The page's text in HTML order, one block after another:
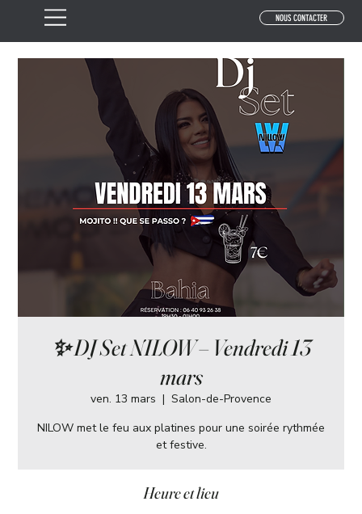
NOUS CONTACTER
✨ DJ Set NILOW – Vendredi 13
mars
ven. 13 mars
  |
Salon-de-Provence
NILOW met le feu aux platines pour une soirée rythmée
et festive.
Heure et lieu